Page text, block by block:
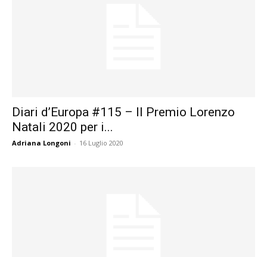
Diari d’Europa #115 – Il Premio Lorenzo
Natali 2020 per i...
Adriana Longoni - 16 Luglio 2020